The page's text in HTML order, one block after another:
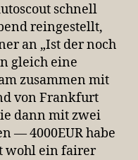
schnell
reingestellt,
an „Ist der noch
gleich eine
zusammen mit
von Frankfurt
dann mit zwei
— 4000EUR habe
wohl ein fairer